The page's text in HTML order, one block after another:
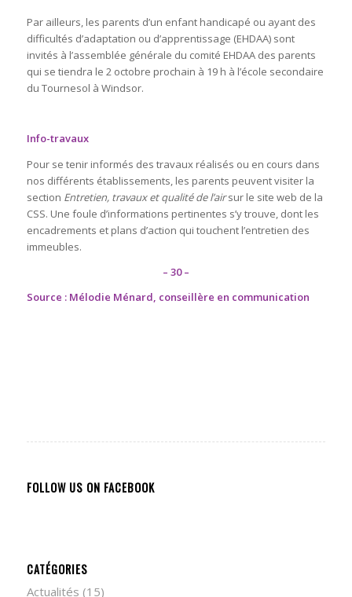
Par ailleurs, les parents d’un enfant handicapé ou ayant des
difficultés d’adaptation ou d’apprentissage (EHDAA) sont
invités à l’assemblée générale du comité EHDAA des parents
qui se tiendra le 2 octobre prochain à 19 h à l’école secondaire
du Tournesol à Windsor.
Info-travaux
Pour se tenir informés des travaux réalisés ou en cours dans
nos différents établissements, les parents peuvent visiter la
section Entretien, travaux et qualité de l’airsur le site web de la
CSS. Une foule d’informations pertinentes s’y trouve, dont les
encadrements et plans d’action qui touchent l’entretien des
immeubles.
– 30 –
Source : Mélodie Ménard, conseillère en communication
FOLLOW US ON FACEBOOK
CATÉGORIES
Actualités (15)